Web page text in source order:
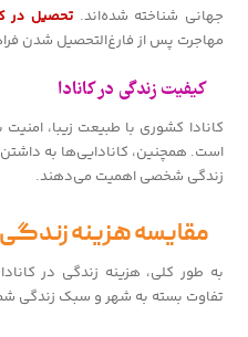
جهانی شناخته شده‌اند. تحصیل در
مهاجرت پس از فارغ‌التحصیل شدن
کیفیت زندگی در کانادا
کانادا کشوری با طبیعت زیبا،
است. همچنین، کانادایی‌ها به
زندگی شخصی اهمیت می‌دهند.
مقایسه هزینه زندگی
به طور کلی، هزینه زندگی در
تفاوت بسته به شهر و سبک زندگی